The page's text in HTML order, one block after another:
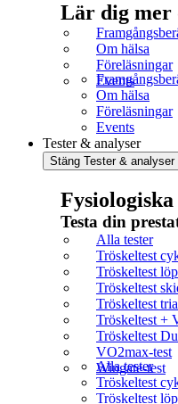
Lär dig mer
Om hälsa
Föreläsningar
Events
Om hälsa
Föreläsningar
Events
Tester & analyser
Stäng Tester & analyser
Testa din
Alla tester
Tröskeltest
Tröskeltest
Tröskeltest
Tröskeltest
Tröskeltest +
Tröskeltest
VO2max-test
Wingate-test
Alla tester
Tröskeltest
Tröskeltest